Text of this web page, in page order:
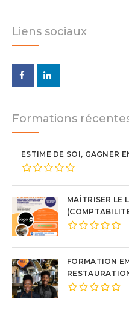
Liens sociaux
Formations
ESTIME DE SOI, GAGNER
MAÎTRISER LE
FORMATION